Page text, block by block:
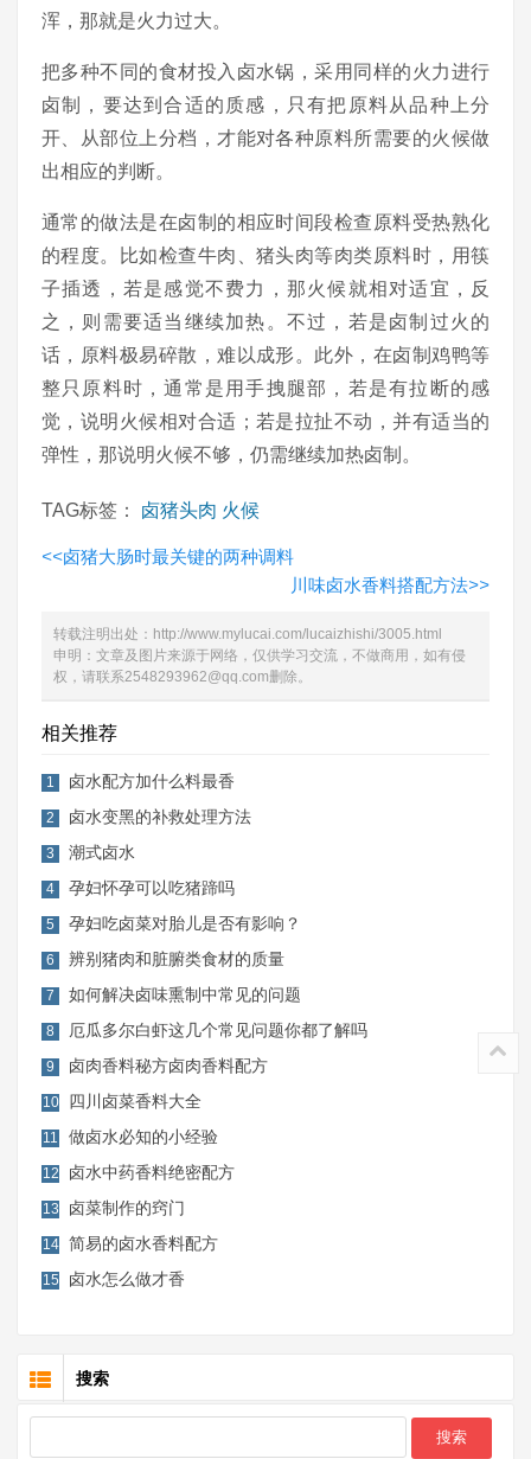
浑，那就是火力过大。
把多种不同的食材投入卤水锅，采用同样的火力进行
卤制，要达到合适的质感，只有把原料从品种上分
开、从部位上分档，才能对各种原料所需要的火候做
出相应的判断。
通常的做法是在卤制的相应时间段检查原料受热熟化
的程度。比如检查牛肉、猪头肉等肉类原料时，用筷
子插透，若是感觉不费力，那火候就相对适宜，反
之，则需要适当继续加热。不过，若是卤制过火的
话，原料极易碎散，难以成形。此外，在卤制鸡鸭等
整只原料时，通常是用手拽腿部，若是有拉断的感
觉，说明火候相对合适；若是拉扯不动，并有适当的
弹性，那说明火候不够，仍需继续加热卤制。
TAG标签： 卤猪头肉 火候
<<卤猪大肠时最关键的两种调料
川味卤水香料搭配方法>>
转载注明出处： http://www.mylucai.com/lucaizhishi/3005.html
申明：文章及图片来源于网络，仅供学习交流，不做商用，如有侵
权，请联系2548293962@qq.com删除。
相关推荐
1 卤水配方加什么料最香
2 卤水变黑的补救处理方法
3 潮式卤水
4 孕妇怀孕可以吃猪蹄吗
5 孕妇吃卤菜对胎儿是否有影响？
6 辨别猪肉和脏腑类食材的质量
7 如何解决卤味熏制中常见的问题
8 厄瓜多尔白虾这几个常见问题你都了解吗
9 卤肉香料秘方卤肉香料配方
10 四川卤菜香料大全
11 做卤水必知的小经验
12 卤水中药香料绝密配方
13 卤菜制作的窍门
14 简易的卤水香料配方
15 卤水怎么做才香
搜索